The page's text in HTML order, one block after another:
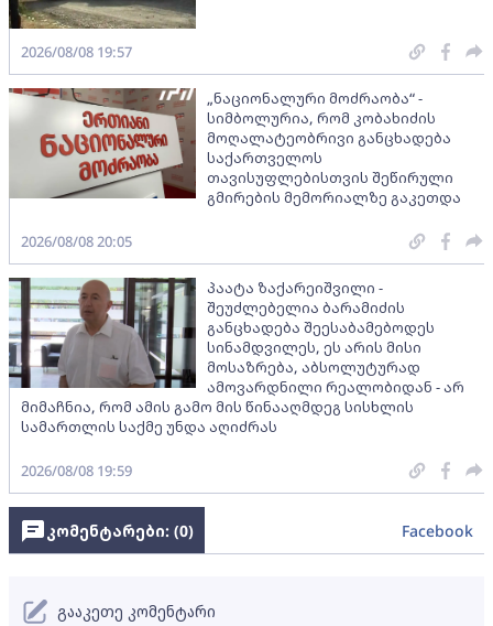
2026/08/08 19:57
„ნაციონალური მოძრაობა“ -
სიმბოლურია, რომ კობახიძის
მოღალატეობრივი განცხადება
საქართველოს
თავისუფლებისთვის შეწირული
გმირების მემორიალზე გაკეთდა
2026/08/08 20:05
პაატა ზაქარეიშვილი -
შეუძლებელია ბარამიძის
განცხადება შეესაბამებოდეს
სინამდვილეს, ეს არის მისი
მოსაზრება, აბსოლუტურად
ამოვარდნილი რეალობიდან - არ
მიმაჩნია, რომ ამის გამო მის წინააღმდეგ სისხლის
სამართლის საქმე უნდა აღიძრას
2026/08/08 19:59
კომენტარები: (0) Facebook
გააკეთე კომენტარი